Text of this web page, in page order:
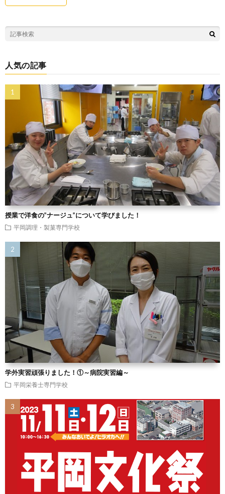
人気の記事
授業で洋食の”ナージュ”について学びました！
平岡調理・製菓専門学校
学外実習頑張りました！①～病院実習編～
平岡栄養士専門学校